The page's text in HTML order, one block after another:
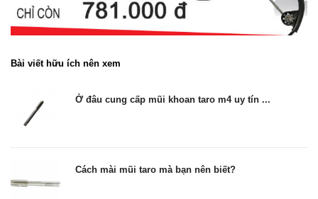
Bài viết hữu ích nên xem
Ở đâu cung cấp mũi khoan taro m4 uy tín ...
Cách mài mũi taro mà bạn nên biết?